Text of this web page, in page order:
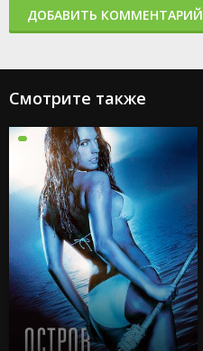
ДОБАВИТЬ КОММЕНТАРИЙ
Смотрите также